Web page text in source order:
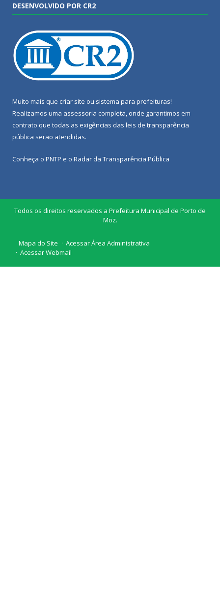
DESENVOLVIDO POR CR2
Muito mais que criar site ou sistema para prefeituras!
Realizamos uma assessoria completa, onde garantimos em
contrato que todas as exigências das leis de transparência
pública serão atendidas.
Conheça o PNTP e o Radar da Transparência Pública
Todos os direitos reservados a Prefeitura Municipal de Porto de
Moz.
Mapa do Site
Acessar Área Administrativa
Acessar Webmail